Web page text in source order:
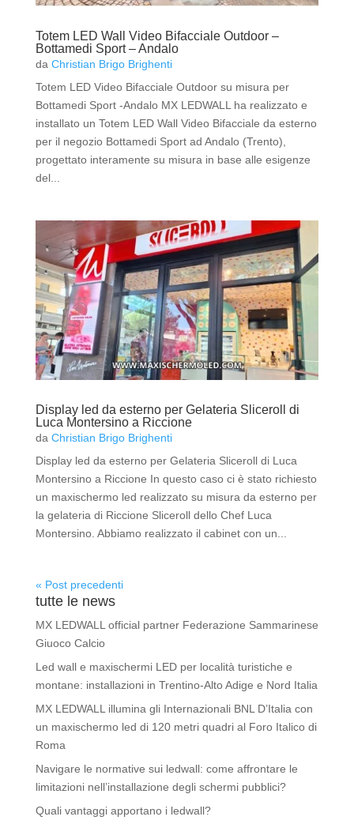
Totem LED Wall Video Bifacciale Outdoor –
Bottamedi Sport – Andalo
da Christian Brigo Brighenti
Totem LED Video Bifacciale Outdoor su misura per
Bottamedi Sport -Andalo MX LEDWALL ha realizzato e
installato un Totem LED Wall Video Bifacciale da esterno
per il negozio Bottamedi Sport ad Andalo (Trento),
progettato interamente su misura in base alle esigenze
del...
Display led da esterno per Gelateria Sliceroll di
Luca Montersino a Riccione
da Christian Brigo Brighenti
Display led da esterno per Gelateria Sliceroll di Luca
Montersino a Riccione In questo caso ci è stato richiesto
un maxischermo led realizzato su misura da esterno per
la gelateria di Riccione Sliceroll dello Chef Luca
Montersino. Abbiamo realizzato il cabinet con un...
« Post precedenti
tutte le news
MX LEDWALL official partner Federazione Sammarinese
Giuoco Calcio
Led wall e maxischermi LED per località turistiche e
montane: installazioni in Trentino-Alto Adige e Nord Italia
MX LEDWALL illumina gli Internazionali BNL D’Italia con
un maxischermo led di 120 metri quadri al Foro Italico di
Roma
Navigare le normative sui ledwall: come affrontare le
limitazioni nell’installazione degli schermi pubblici?
Quali vantaggi apportano i ledwall?